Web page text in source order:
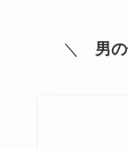
＼ 男